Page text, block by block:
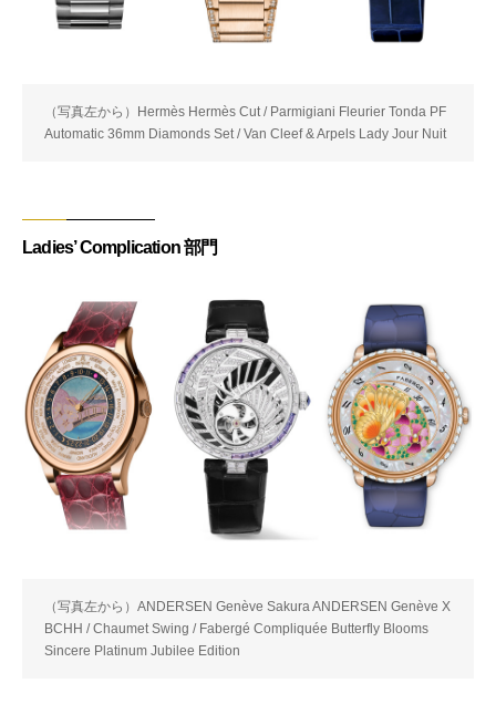
（写真左から）Hermès Hermès Cut / Parmigiani Fleurier Tonda PF
Automatic 36mm Diamonds Set / Van Cleef & Arpels Lady Jour Nuit
Ladies’ Complication 部門
（写真左から）ANDERSEN Genève Sakura ANDERSEN Genève X
BCHH / Chaumet Swing / Fabergé Compliquée Butterfly Blooms
Sincere Platinum Jubilee Edition